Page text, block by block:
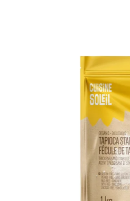
ADD TO CART